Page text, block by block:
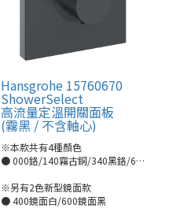
Hansgrohe 15760670
ShowerSelect
高流量定溫開關面板
(霧黑 / 不含軸心)
※本款共有4種顏色
● 000鉻/140霧古銅/340黑鉻/670霧黑
※另有2色新型鏡面款
● 400鏡面白/600鏡面黑